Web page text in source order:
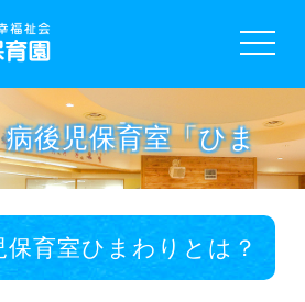
toggle
後児保育室「ひま
保育室ひまわりとは？